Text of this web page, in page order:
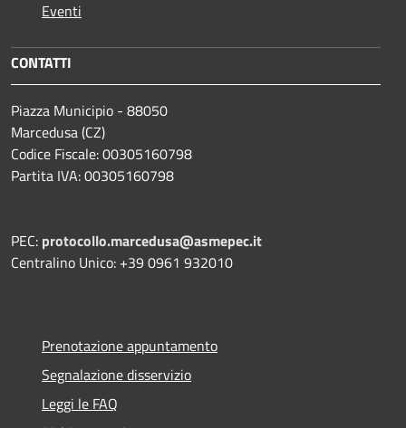
Eventi
CONTATTI
Piazza Municipio - 88050
Marcedusa (CZ)
Codice Fiscale: 00305160798
Partita IVA: 00305160798
PEC: protocollo.marcedusa@asmepec.it
Centralino Unico: +39 0961 932010
Prenotazione appuntamento
Segnalazione disservizio
Leggi le FAQ